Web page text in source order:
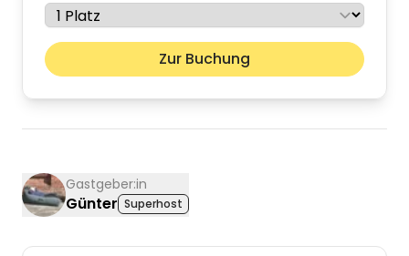
August 2026
Mi Do Fr
17
18
24
25 26
Zur Buchung
Gastgeber:in
Günter Superhost